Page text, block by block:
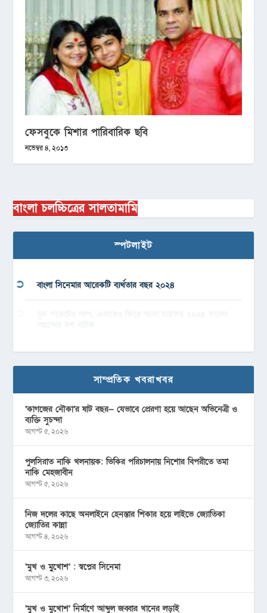
ফেসবুকে মিশার পারিবারিক ছবি
নভেম্বর ৪, ২০১৩
বাংলা চলচ্চিত্রের সালতামামি
স্পটলাইট
বাংলা সিনেমার আরেকটি ব্যর্থতার বছর ২০২৪
সাম্প্রতিক খবরাখবর
‘কাগজের নৌকা’র ষাট বছর— যেভাবে প্রেরণা হয়ে আছেন অভিনেত্রী ও
ব্যক্তি সুচন্দা
আগস্ট ৫, ২০২৬
পুলসিরাত নাকি খলনায়ক: ভিকির পরিচালনায় নিশোর বিপরীতে তমা
নাকি মেহজাবীন
আগস্ট ৫, ২০২৬
নিজ দলের কাছে অনলাইনে হেনস্তার শিকার হয়ে লাইভে জ্যোতিকা
জ্যোতির কান্না
আগস্ট ৪, ২০২৬
‘মুখ ও মু্খোশ’ : স্বপ্নের সিনেমা
আগস্ট ৩, ২০২৬
‘মুখ ও মুখোশ’ নির্মাণে আব্দুল জব্বার খানের লড়াই